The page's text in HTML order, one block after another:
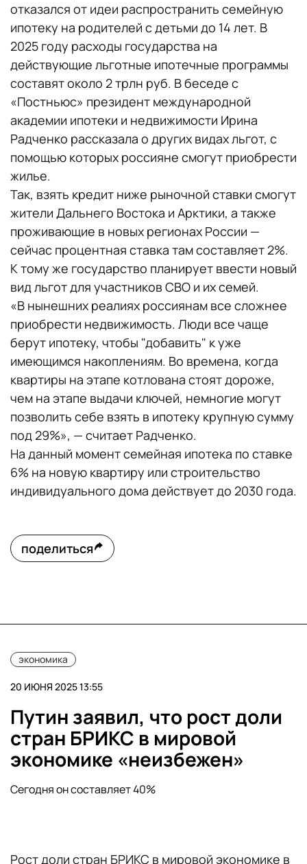
отказался от идеи распространить семейную
ипотеку на родителей с детьми до 14 лет. В
2025 году расходы государства на
действующие льготные ипотечные программы
составят около 2 трлн руб. В беседе с
«Постньюс» президент международной
академии ипотеки и недвижимости Ирина
Радченко рассказала о других видах льгот, с
помощью которых россияне смогут приобрести
жилье.
Так, взять кредит ниже рыночной ставки смогут
жители Дальнего Востока и Арктики, а также
проживающие в новых регионах России —
сейчас процентная ставка там составляет 2%.
К тому же государство планирует ввести новый
вид льгот для участников СВО и их семей.
«В нынешних реалиях россиянам все сложнее
приобрести недвижимость. Люди все чаще
берут ипотеку, чтобы "добавить" к уже
имеющимся накоплениям. Во времена, когда
квартиры на этапе котлована стоят дороже,
чем на этапе выдачи ключей, немногие могут
позволить себе взять в ипотеку крупную сумму
под 29%», — считает Радченко.
На данный момент семейная ипотека по ставке
6% на новую квартиру или строительство
индивидуального дома действует до 2030 года.
поделиться
экономика
20 ИЮНЯ 2025 13:55
Путин заявил, что рост доли
стран БРИКС в мировой
экономике «неизбежен»
Сегодня он составляет 40%
Рост доли стран БРИКС в мировой экономике в